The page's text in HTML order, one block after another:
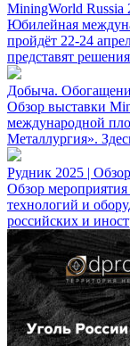
MiningWorld Russia
Юбилейная
пройдёт 22-24
представят
Добыча.
Обзор выставки
международной
Металлургия».
Рудник 2025 |
Обзор
технологий и
российских и